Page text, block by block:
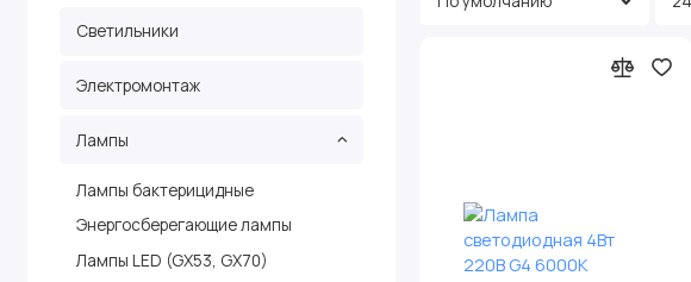
Светильники
Электромонтаж
Лампы
Лампы бактерицидные
Энергосберегающие лампы
Лампы LED (GX53, GX70)